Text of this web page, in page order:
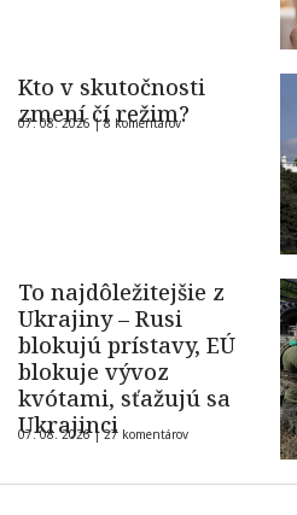
Kto v skutočnosti
zmení čí režim?
07. 08. 2026 |8 komentárov
To najdôležitejšie z
Ukrajiny – Rusi
blokujú prístavy, EÚ
blokuje vývoz
kvótami, sťažujú sa
Ukrajinci
07. 08. 2026 |27 komentárov